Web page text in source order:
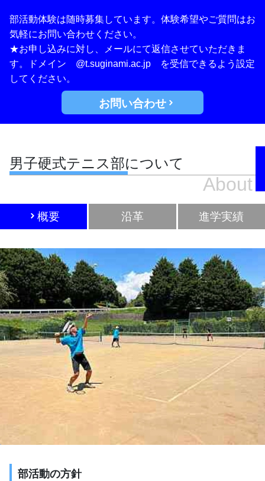
部活動体験は随時募集しています。体験希望やご質問はお
気軽にお問い合わせください。
★お申し込みに対し、メールにて返信させていただきま
す。ドメイン @t.suginami.ac.jp を受信できるよう設定
してください。
お問い合わせ
男子硬式テニス部について
About
概要 沿革 進学実績
部活動の方針